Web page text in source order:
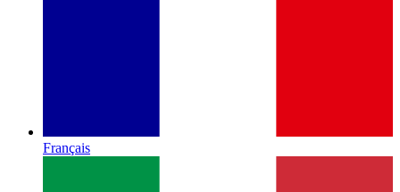
Français